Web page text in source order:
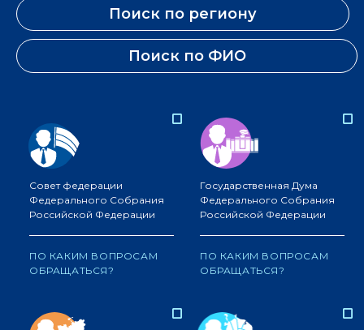
Поиск по региону
Поиск по ФИО
Совет федерации
Федерального Собрания
Российской Федерации
ПО КАКИМ ВОПРОСАМ
ОБРАЩАТЬСЯ?
Государственная Дума
Федерального Собрания
Российской Федерации
ПО КАКИМ ВОПРОСАМ
ОБРАЩАТЬСЯ?